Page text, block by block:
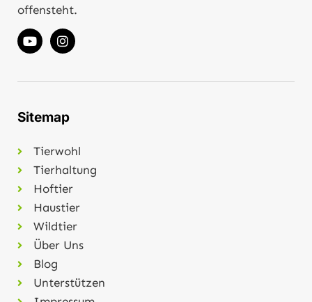
offensteht.
Sitemap
Tierwohl
Tierhaltung
Hoftier
Haustier
Wildtier
Über Uns
Blog
Unterstützen